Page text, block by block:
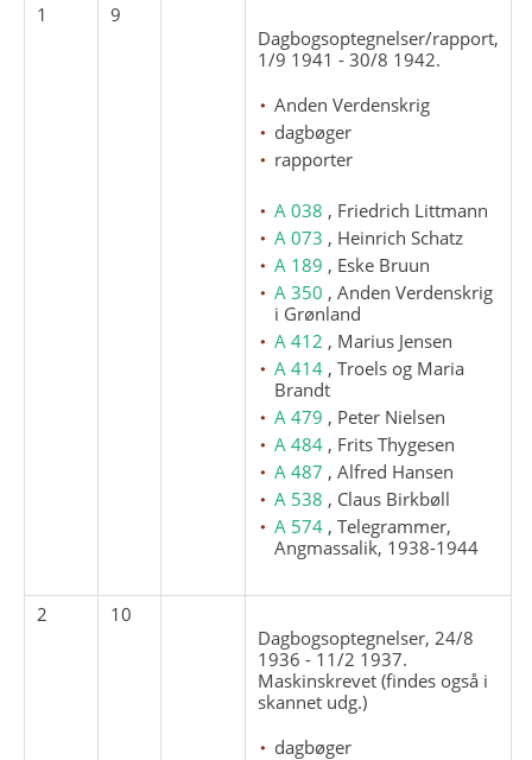
1
9
Dagbogsoptegnelser/rapport,
1/9 1941 - 30/8 1942.
Anden Verdenskrig
dagbøger
rapporter
A 038 , Friedrich Littmann
A 073 , Heinrich Schatz
A 189 , Eske Bruun
A 350 , Anden Verdenskrig
i Grønland
A 412 , Marius Jensen
A 414 , Troels og Maria
Brandt
A 479 , Peter Nielsen
A 484 , Frits Thygesen
A 487 , Alfred Hansen
A 538 , Claus Birkbøll
A 574 , Telegrammer,
Angmassalik, 1938-1944
2
10
Dagbogsoptegnelser, 24/8
1936 - 11/2 1937.
Maskinskrevet (findes også i
skannet udg.)
dagbøger